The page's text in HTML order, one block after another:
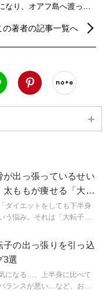
なり、オアフ島へ渡って
“今“ある自分を最大限体験
の著者の記事一覧へ
）
LINE Pinterest
が出っ張っているせい
ももが痩せる「大転
ダイエットをしても下半身
う悩み。それは「大転子」
出っ張る原因や、その解消
子の出っ張りを引っ込
3選
になる…、上半身に比べて
ランスが悪い…など、お尻